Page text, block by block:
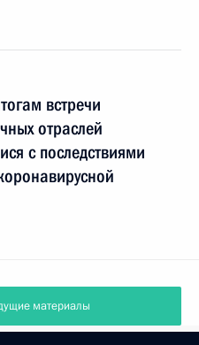
встречи
отраслей
с последствиями
материалы